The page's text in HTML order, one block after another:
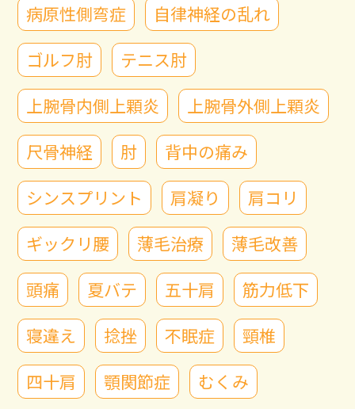
病原性側弯症
自律神経の乱れ
ゴルフ肘
テニス肘
上腕骨内側上顆炎
上腕骨外側上顆炎
尺骨神経
肘
背中の痛み
シンスプリント
肩凝り
肩コリ
ギックリ腰
薄毛治療
薄毛改善
頭痛
夏バテ 五十肩
筋力低下
寝違え
捻挫 不眠症
頸椎
四十肩
顎関節症 むくみ